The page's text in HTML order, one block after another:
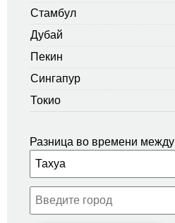
Стамбул
Дубай
Пекин
Сингапур
Токио
Разница во времени между